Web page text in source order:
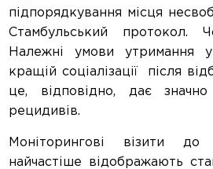
підпорядкування місця
Стамбульський протокол.
Належні умови утримання
кращій соціалізації після
це, відповідно, дає
рецидивів.
Моніторингові візити
найчастіше відображають